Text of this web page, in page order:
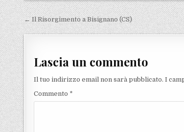
Navigazione articoli
← Il Risorgimento a Bisignano (CS)
Lascia un commento
Il tuo indirizzo email non sarà pubblicato. I
Commento *